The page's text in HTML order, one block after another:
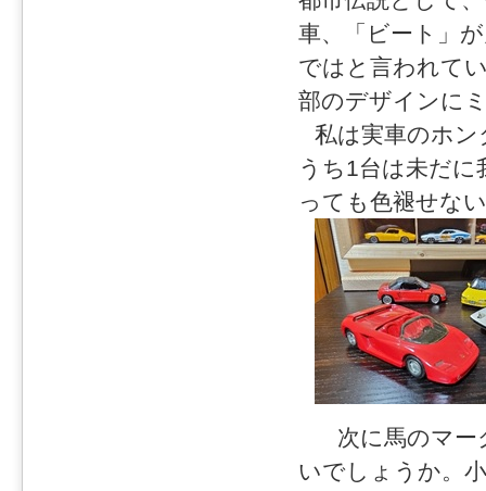
車、「ビート」
ではと言われて
部のデザインに
私は実車のホ
うち1台は未だ
っても色褪せな
次に馬のマー
いでしょうか。